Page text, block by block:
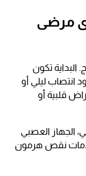
مرضى
تكون
انتصاب ليلي أو
قلبية أو
الجهاز العصبي
نقص هرمون